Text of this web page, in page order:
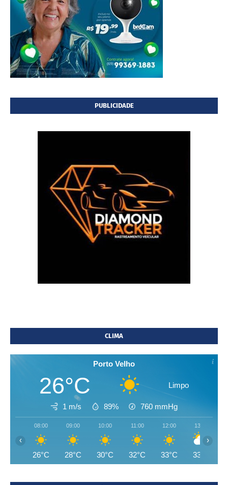
PUBLICIDADE
CLIMA
Porto Velho
26°C Limpo
1 m/s 89% 760 mmHg
08:00
26°C
09:00
28°C
10:00
30°C
11:00
32°C
12:00
33°C
13:00
33°C
‹ ›